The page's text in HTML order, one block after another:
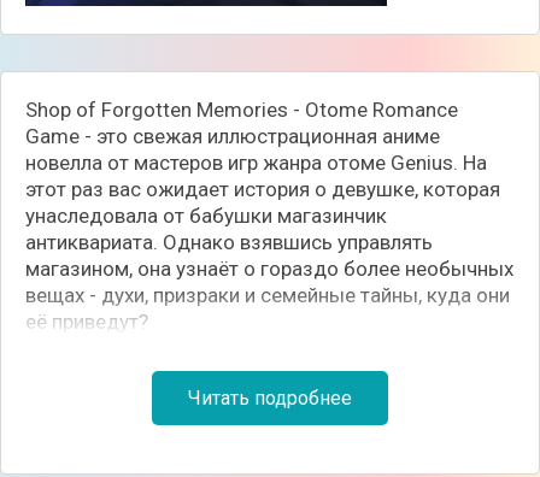
Shop of Forgotten Memories - Otome Romance
Game - это свежая иллюстрационная аниме
новелла от мастеров игр жанра отоме Genius. На
этот раз вас ожидает история о девушке, которая
унаследовала от бабушки магазинчик
антиквариата. Однако взявшись управлять
магазином, она узнаёт о гораздо более необычных
вещах - духи, призраки и семейные тайны, куда они
её приведут?
Читать подробнее